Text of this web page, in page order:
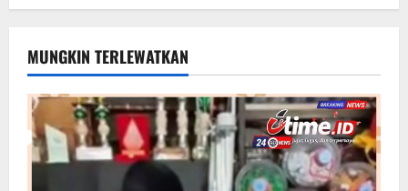
MUNGKIN TERLEWATKAN